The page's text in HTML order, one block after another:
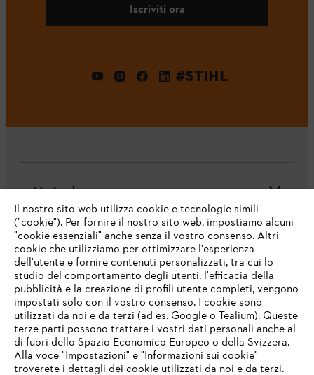
Iscriviti ora
#STIHL
L'azienda
Domande frequenti
Assistenza
IHR BROWSER WIRD NICHT
UNTERSTÜTZT
Il nostro sito web utilizza cookie e tecnologie simili
("cookie"). Per fornire il nostro sito web, impostiamo alcuni
"cookie essenziali" anche senza il vostro consenso. Altri
cookie che utilizziamo per ottimizzare l'esperienza
dell'utente e fornire contenuti personalizzati, tra cui lo
studio del comportamento degli utenti, l'efficacia della
pubblicità e la creazione di profili utente completi, vengono
impostati solo con il vostro consenso. I cookie sono
utilizzati da noi e da terzi (ad es. Google o Tealium). Queste
terze parti possono trattare i vostri dati personali anche al
di fuori dello Spazio Economico Europeo o della Svizzera.
Alla voce "Impostazioni" e "Informazioni sui cookie"
troverete i dettagli dei cookie utilizzati da noi e da terzi.